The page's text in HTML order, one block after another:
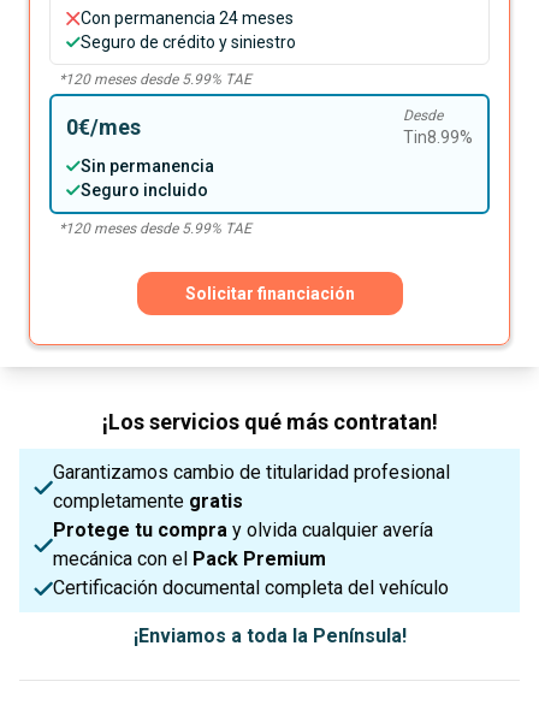
Con permanencia 24 meses
Seguro de crédito y siniestro
*120meses desde 5.99% TAE
0€/mes Desde
Tin8.99%
Sin permanencia
Seguro incluido
*120meses desde 5.99% TAE
Solicitar financiación
¡Los servicios qué más contratan!
Garantizamos cambio de titularidad profesional
completamente gratis
Protege tu compra y olvida cualquier avería
mecánica con el Pack Premium
Certificación documental completa del vehículo
¡Enviamos a toda la Península!